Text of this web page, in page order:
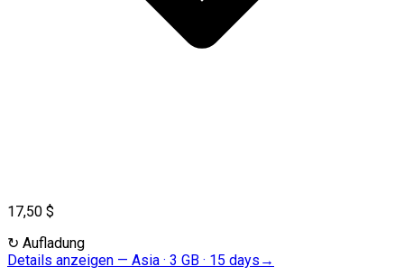
17,50 $
↻ Aufladung
Details anzeigen — Asia · 3 GB · 15 days →